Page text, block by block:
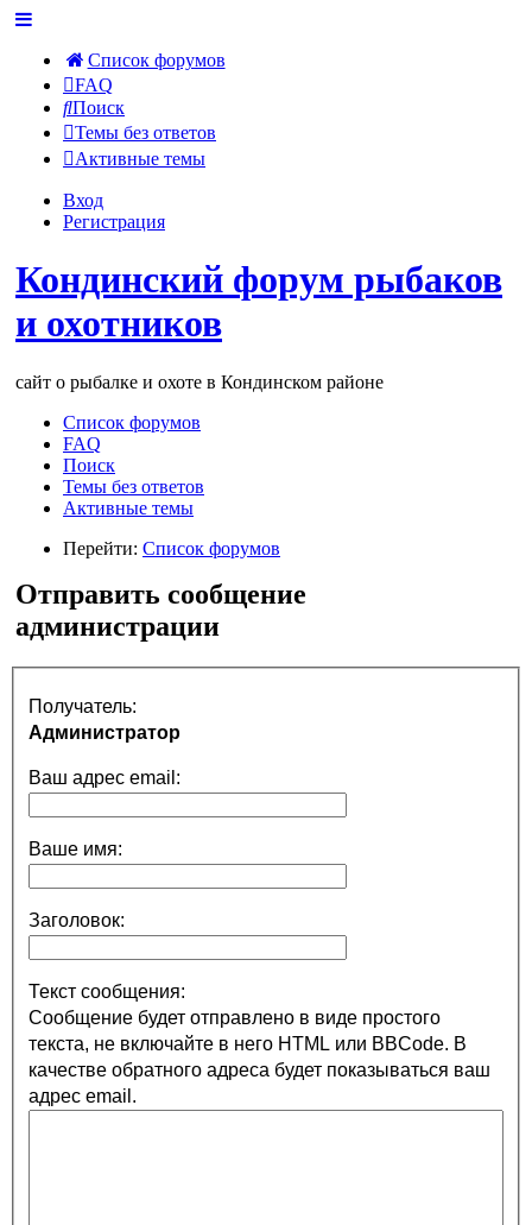
Список форумов
FAQ
Поиск
Темы без ответов
Активные темы
Вход
Регистрация
Кондинский форум рыбаков
и охотников
сайт о рыбалке и охоте в Кондинском районе
Список форумов
FAQ
Поиск
Темы без ответов
Активные темы
Перейти: Список форумов
Отправить сообщение
администрации
Получатель:
Администратор
Ваш адрес email:
Ваше имя:
Заголовок:
Текст сообщения:
Сообщение будет отправлено в виде простого
текста, не включайте в него HTML или BBCode. В
качестве обратного адреса будет показываться ваш
адрес email.